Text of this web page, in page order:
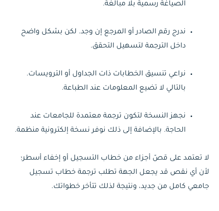
الصياغة رسمية بلا مبالغة.
ندرج رقم الصادر أو المرجع إن وجد. لكن بشكل واضح
داخل الترجمة لتسهيل التحقق.
نراعي تنسيق الخطابات ذات الجداول أو الترويسات.
بالتالي لا تضيع المعلومات عند الطباعة.
نجهز النسخة لتكون ترجمة معتمدة للجامعات عند
الحاجة. بالإضافة إلى ذلك نوفر نسخة إلكترونية منظمة.
لا تعتمد على قصّ أجزاء من خطاب التسجيل أو إخفاء أسطر؛
لأن أي نقص قد يجعل الجهة تطلب ترجمة خطاب تسجيل
جامعي كامل من جديد، ونتيجة لذلك تتأخر خطواتك.